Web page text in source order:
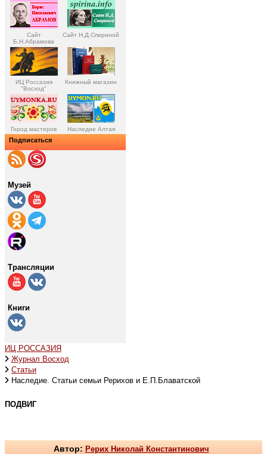
Сайт
Б.Н.Абрамова
Сайт Н.Д.Спириной
ИЦ Россазия
"Восход"
Книжный магазин
Город мастеров Наследие Алтая
Подписаться
Музей
Трансляции
Книги
ИЦ РОССАЗИЯ
Журнал Восход
Статьи
Наследие. Статьи семьи Рерихов и Е.П.Блаватской
ПОДВИГ
Автор: Рерих Николай Константинович